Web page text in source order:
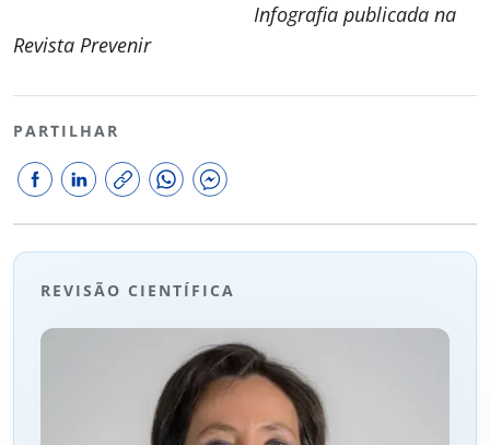
Infografia publicada na
Revista Prevenir
PARTILHAR
REVISÃO CIENTÍFICA